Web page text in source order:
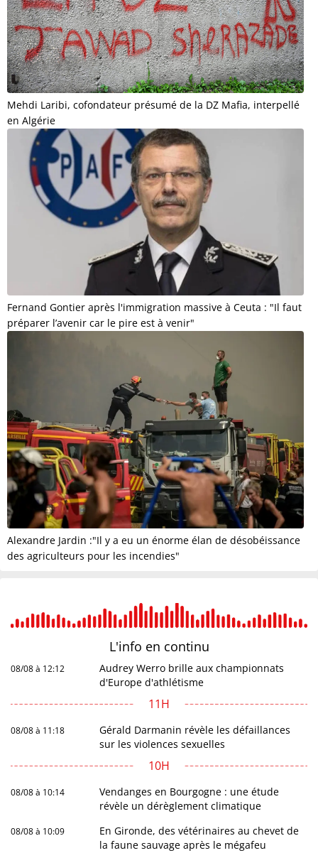
Mehdi Laribi, cofondateur présumé de la DZ Mafia, interpellé
en Algérie
Fernand Gontier après l'immigration massive à Ceuta : "Il faut
préparer l’avenir car le pire est à venir"
Alexandre Jardin :"Il y a eu un énorme élan de désobéissance
des agriculteurs pour les incendies"
L'info en continu
08/08 à 12:12
Audrey Werro brille aux championnats
d'Europe d'athlétisme
11H
08/08 à 11:18
Gérald Darmanin révèle les défaillances
sur les violences sexuelles
10H
08/08 à 10:14
Vendanges en Bourgogne : une étude
révèle un dérèglement climatique
08/08 à 10:09
En Gironde, des vétérinaires au chevet de
la faune sauvage après le mégafeu